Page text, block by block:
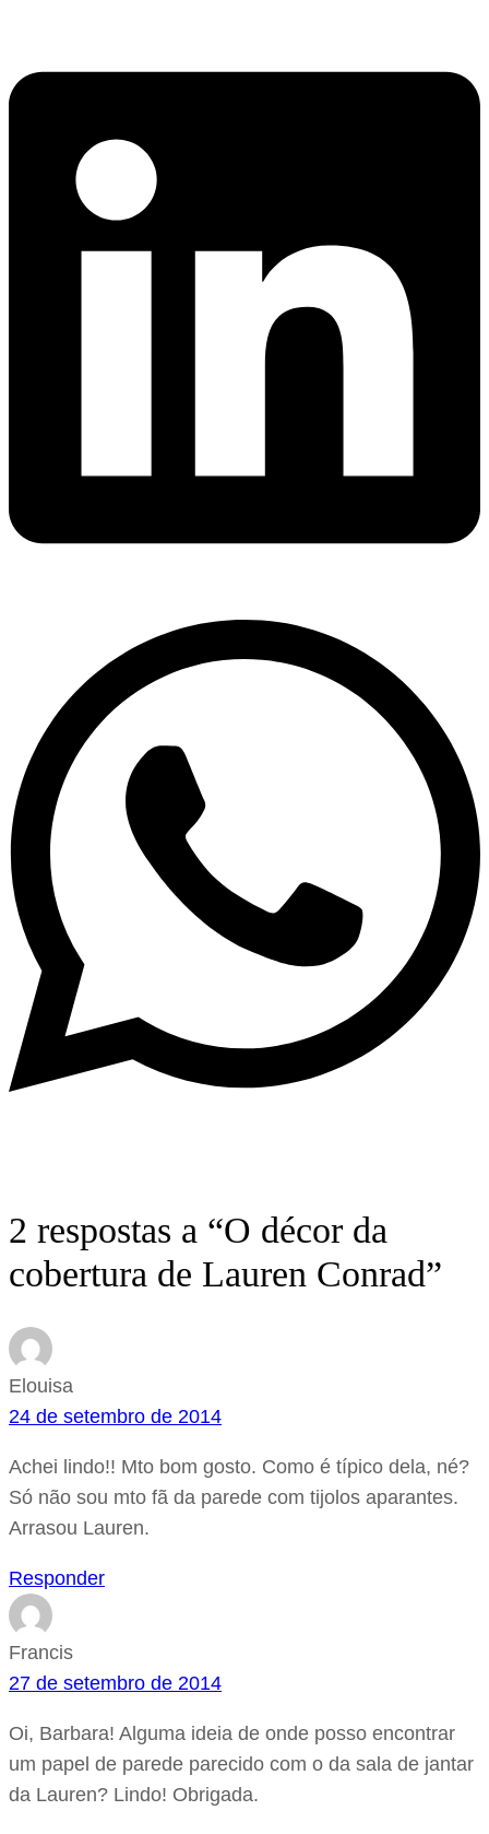
2 respostas a “O décor da
cobertura de Lauren Conrad”
Elouisa
24 de setembro de 2014
Achei lindo!! Mto bom gosto. Como é típico dela, né?
Só não sou mto fã da parede com tijolos aparantes.
Arrasou Lauren.
Responder
Francis
27 de setembro de 2014
Oi, Barbara! Alguma ideia de onde posso encontrar
um papel de parede parecido com o da sala de jantar
da Lauren? Lindo! Obrigada.